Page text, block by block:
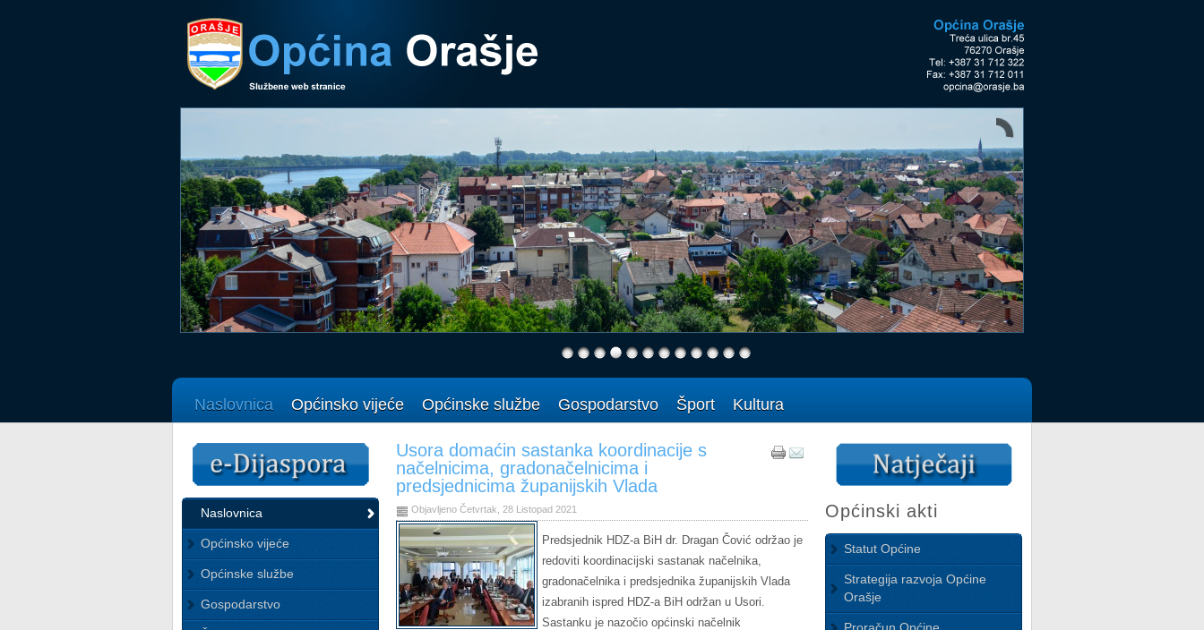
Naslovnica Općinsko vijeće Općinske službe Gospodarstvo Šport Kultura
Naslovnica
Općinsko vijeće
Općinske službe
Gospodarstvo
Usora domaćin sastanka koordinacije s
načelnicima, gradonačelnicima i
predsjednicima županijskih Vlada
Objavljeno Četvrtak, 28 Listopad 2021
Predsjednik HDZ-a BiH dr. Dragan Čović održao je
redoviti koordinacijski sastanak načelnika,
gradonačelnika i predsjednika županijskih Vlada
izabranih ispred HDZ-a BiH održan u Usori.
Sastanku je nazočio općinski načelnik
Općinski akti
Statut Općine
Strategija razvoja Općine
Orašje